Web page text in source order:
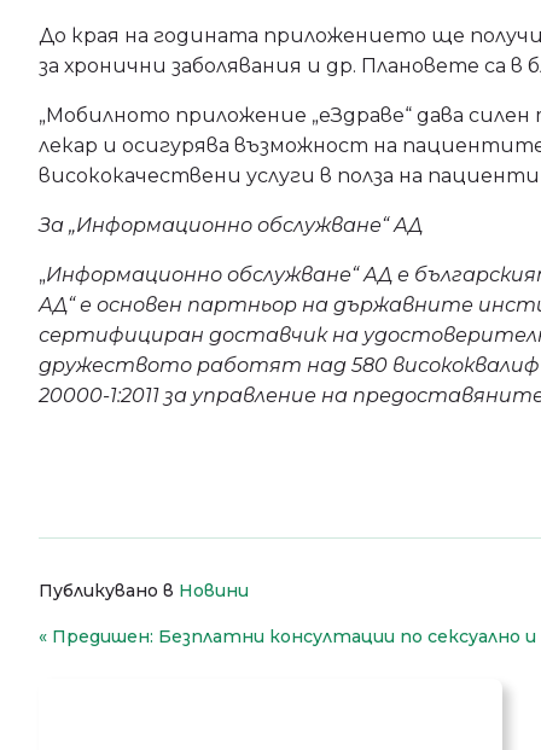
До края на годината приложението ще
за хронични заболявания и др. Плановете
„Мобилното приложение „еЗдраве“ дава
лекар и осигурява възможност на
висококачествени услуги в полза на
За „Информационно обслужване“ АД
„Информационно обслужване“ АД е
АД“ е основен партньор на държавните
сертифициран доставчик на
дружеството работят над 580
20000-1:2011 за управление на
Публикувано в Новини
Навигация
Предишен: Безплатни консултации по сексуално